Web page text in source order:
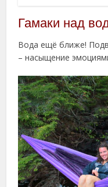
Гамаки над
Вода ещё ближе!
– насыщение